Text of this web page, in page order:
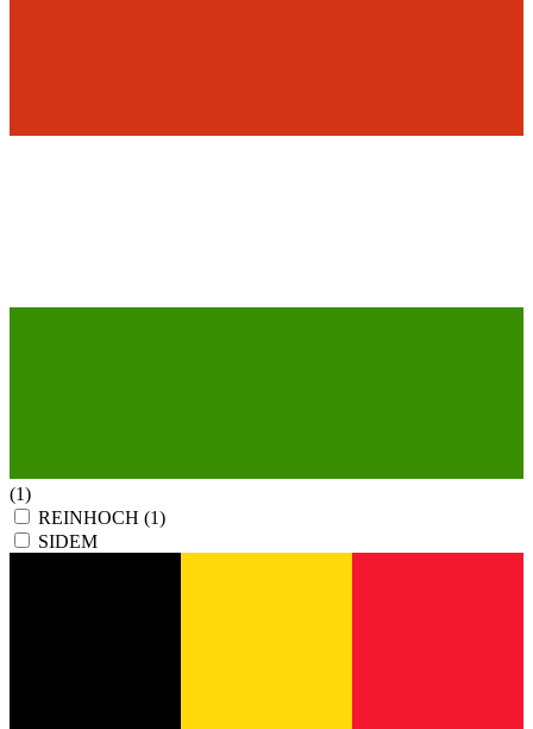
(1)
REINHOCH (1)
SIDEM